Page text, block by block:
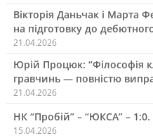
Вікторія Даньчак і Марта
на підготовку до
21.04.2026
Юрій Процюк: “Філософія
гравчинь — повністю
21.04.2026
НК “Пробій” – “ЮКСА” –
15.04.2026